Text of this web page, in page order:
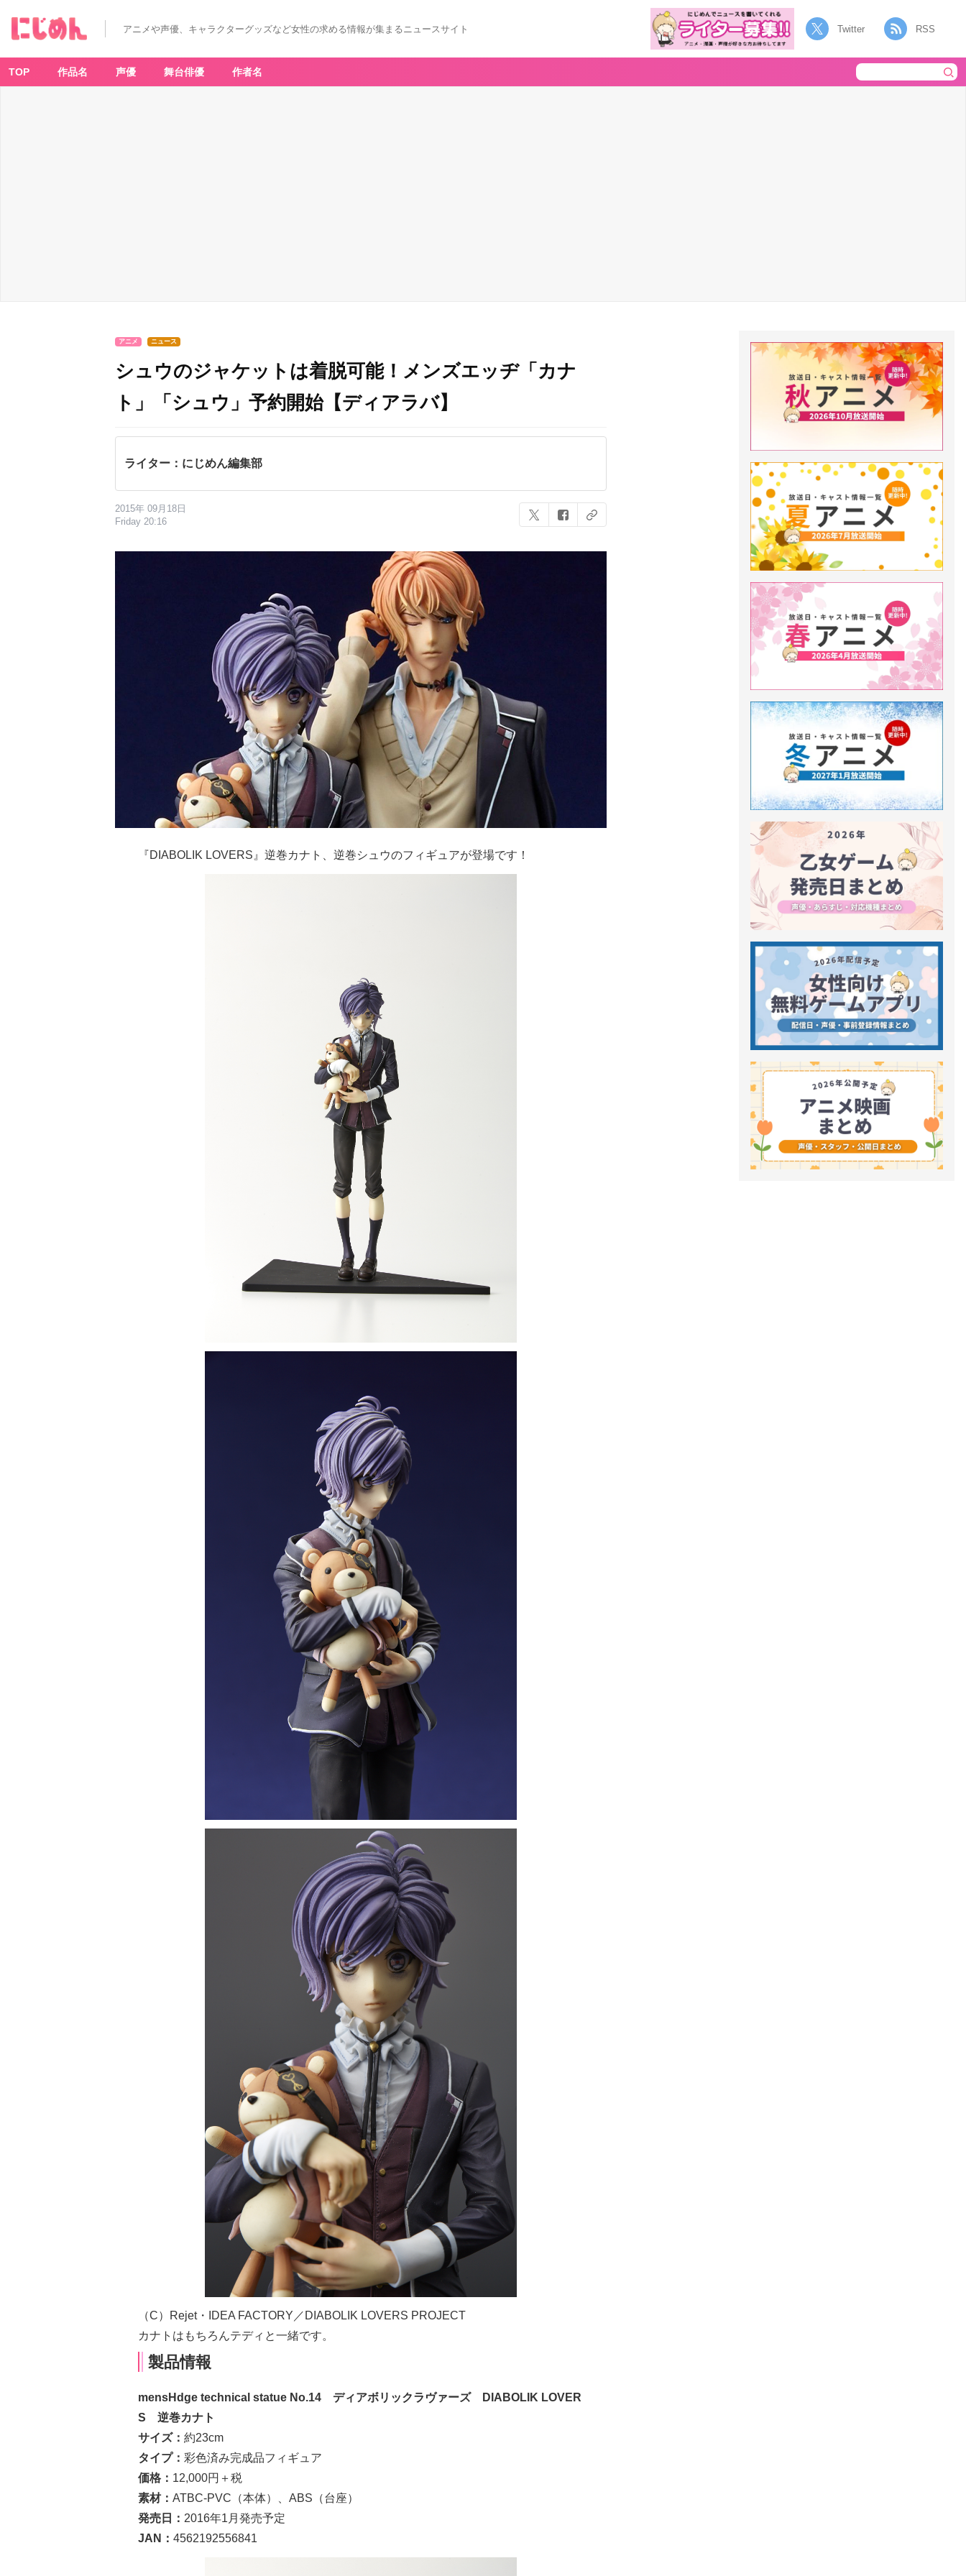
アニメや声優、キャラクターグッズなど女性の求める情報が集まるニュースサイト Twitter RSS
TOP 作品名 声優 舞台俳優 作者名
アニメ ニュース
シュウのジャケットは着脱可能！メンズエッヂ「カナ
ト」「シュウ」予約開始【ディアラバ】
ライター：にじめん編集部
2015年 09月18日
Friday 20:16
『DIABOLIK LOVERS』逆巻カナト、逆巻シュウのフィギュアが登場です！
（C）Rejet・IDEA FACTORY／DIABOLIK LOVERS PROJECT
カナトはもちろんテディと一緒です。
製品情報
mensHdge technical statue No.14 ディアボリックラヴァーズ DIABOLIK LOVER
S 逆巻カナト
サイズ： 約23cm
タイプ： 彩色済み完成品フィギュア
価格： 12,000円＋税
素材： ATBC-PVC（本体）、ABS（台座）
発売日： 2016年1月発売予定
JAN： 4562192556841